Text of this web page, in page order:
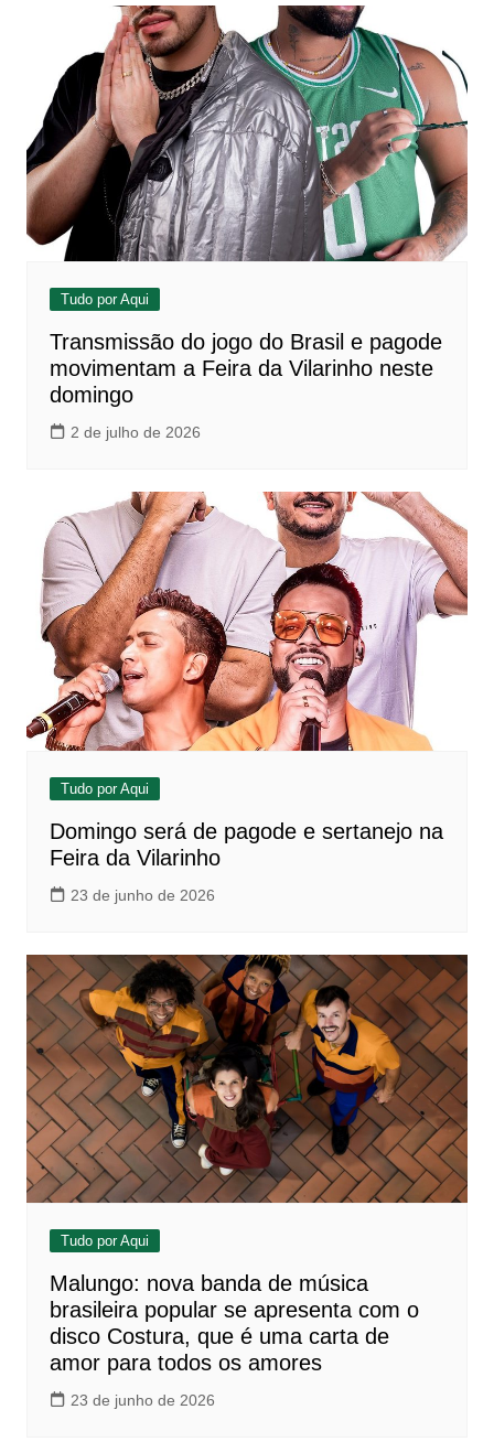
Tudo por Aqui
Transmissão do jogo do Brasil e pagode
movimentam a Feira da Vilarinho neste
domingo
2 de julho de 2026
Tudo por Aqui
Domingo será de pagode e sertanejo na
Feira da Vilarinho
23 de junho de 2026
Tudo por Aqui
Malungo: nova banda de música
brasileira popular se apresenta com o
disco Costura, que é uma carta de
amor para todos os amores
23 de junho de 2026